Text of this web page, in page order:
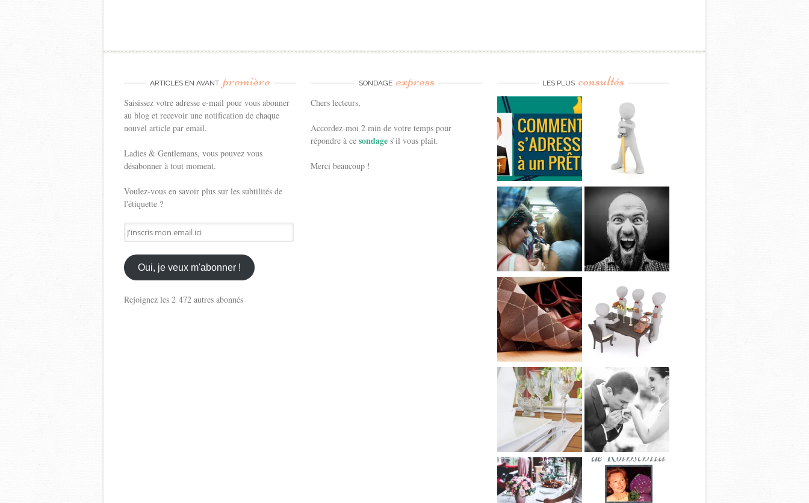
ARTICLES EN AVANT première
Saisissez votre adresse e-mail pour vous abonner
au blog et recevoir une notification de chaque
nouvel article par email.
Ladies & Gentlemans, vous pouvez vous
désabonner à tout moment.
Voulez-vous en savoir plus sur les subtilités de
l'étiquette ?
J'inscris
mon
email
ici
Oui, je veux m'abonner !
Rejoignez les 2 472 autres abonnés
SONDAGE express
Chers lecteurs,
Accordez-moi 2 min de votre temps pour
répondre à cesondages’il vous plaît.
Merci beaucoup !
LES PLUS consultés